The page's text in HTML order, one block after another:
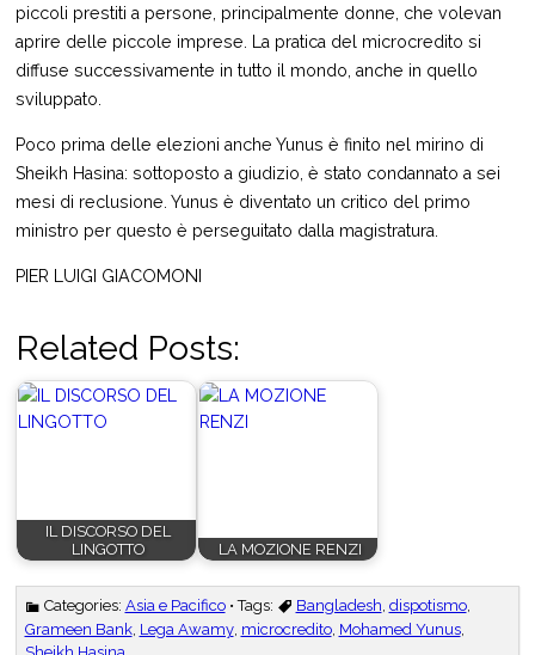
piccoli prestiti a persone, principalmente donne, che volevan
aprire delle piccole imprese. La pratica del microcredito si
diffuse successivamente in tutto il mondo, anche in quello
sviluppato.
Poco prima delle elezioni anche Yunus è finito nel mirino di
Sheikh Hasina: sottoposto a giudizio, è stato condannato a sei
mesi di reclusione. Yunus è diventato un critico del primo
ministro per questo è perseguitato dalla magistratura.
PIER LUIGI GIACOMONI
Related Posts:
IL DISCORSO DEL
LINGOTTO
LA MOZIONE RENZI
Categories: Asia e Pacifico• Tags: Bangladesh, dispotismo,
Grameen Bank, Lega Awamy, microcredito, Mohamed Yunus,